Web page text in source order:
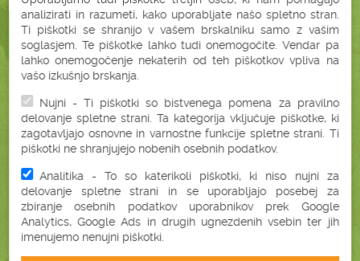
ZAKAJ BONATURA?
STROŠKOV
DOSTAVA
PLAČILO OB
PREJEMU
analizirati in razumeti, kako uporabljate našo spletno stran.
Ti piškotki se shranijo v vašem brskalniku samo z vašim
soglasjem. Te piškotke lahko tudi onemogočite. Vendar pa
lahko onemogočenje nekaterih od teh piškotkov vpliva na
vašo izkušnjo brskanja.
Nujni - Ti piškotki so bistvenega pomena za pravilno
delovanje spletne strani. Ta kategorija vključuje piškotke, ki
zagotavljajo osnovne in varnostne funkcije spletne strani. Ti
piškotki ne shranjujejo nobenih osebnih podatkov.
Analitika - To so katerikoli piškotki, ki niso nujni za
delovanje spletne strani in se uporabljajo posebej za
zbiranje osebnih podatkov uporabnikov prek Google
Analytics, Google Ads in drugih ugnezdenih vsebin ter jih
imenujemo nenujni piškotki.